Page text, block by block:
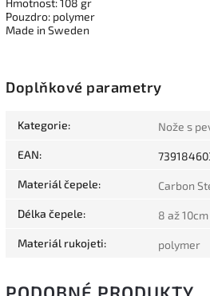
Pouzdro: polymer
Made in Sweden
Doplňkové parametry
Kategorie: Nože s
EAN:
Materiál čepele: Carbon
Délka čepele: 8 až 10cm
Materiál rukojeti: polymer